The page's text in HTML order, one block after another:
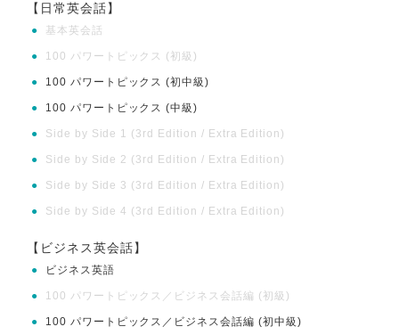
【日常英会話】
● 基本英会話
● 100 パワートピックス (初級)
● 100 パワートピックス (初中級)
● 100 パワートピックス (中級)
● Side by Side 1 (3rd Edition / Extra Edition)
● Side by Side 2 (3rd Edition / Extra Edition)
● Side by Side 3 (3rd Edition / Extra Edition)
● Side by Side 4 (3rd Edition / Extra Edition)
【ビジネス英会話】
● ビジネス英語
● 100 パワートピックス／ビジネス会話編 (初級)
● 100 パワートピックス／ビジネス会話編 (初中級)